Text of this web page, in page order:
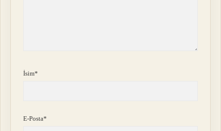
İsim*
E-Posta*